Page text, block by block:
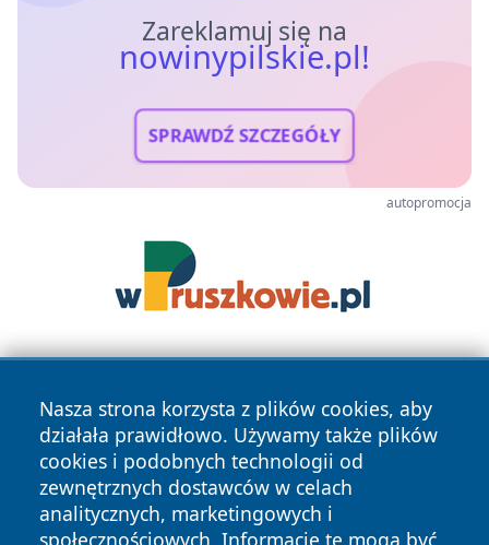
Zareklamuj się na
nowinypilskie.pl!
SPRAWDŹ SZCZEGÓŁY
autopromocja
Nasza strona korzysta z plików cookies, aby
działała prawidłowo. Używamy także plików
cookies i podobnych technologii od
zewnętrznych dostawców w celach
analitycznych, marketingowych i
społecznościowych. Informacje te mogą być
Copyright © 2026 nowinypilskie.pl Wszystkie prawa
zastrzeżone.